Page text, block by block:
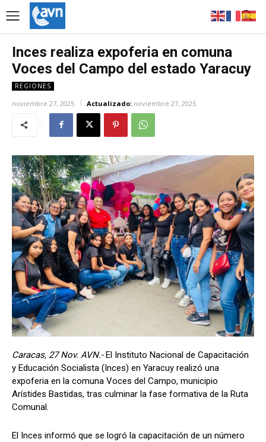
Inces realiza expoferia en comuna
Voces del Campo del estado Yaracuy
REGIONES
noviembre 27, 2025 Actualizado: noviembre 27, 2025
Caracas, 27 Nov. AVN.-El Instituto Nacional de Capacitación
y Educación Socialista (Inces) en Yaracuy realizó una
expoferia en la comuna Voces del Campo, municipio
Arístides Bastidas, tras culminar la fase formativa de la Ruta
Comunal.
El Inces informó que se logró la capacitación de un número